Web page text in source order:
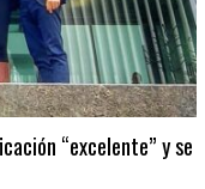
“excelente” y se